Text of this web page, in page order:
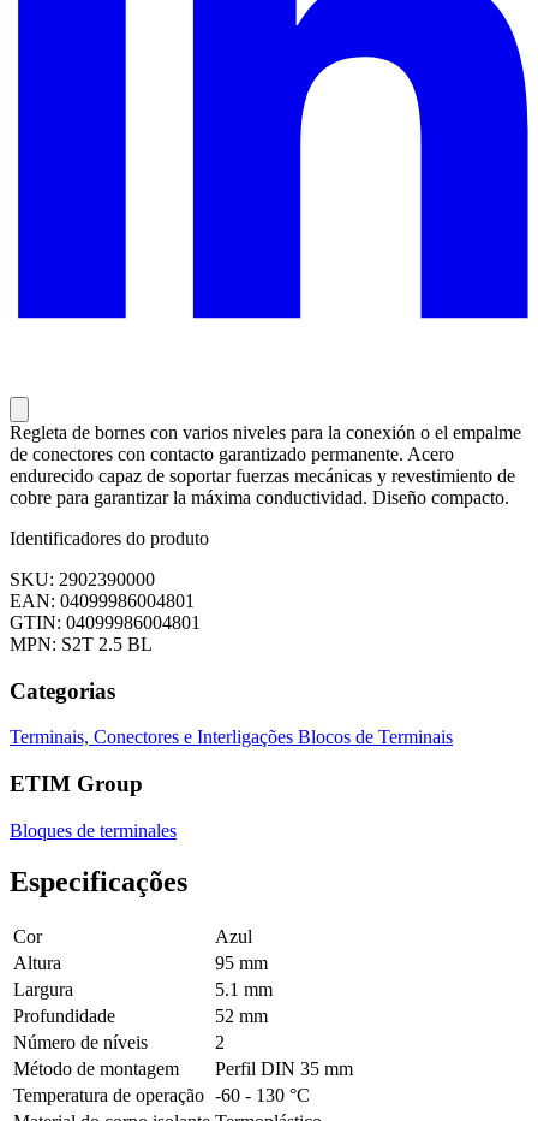
Regleta de bornes con varios niveles para la conexión o el empalme
de conectores con contacto garantizado permanente. Acero
endurecido capaz de soportar fuerzas mecánicas y revestimiento de
cobre para garantizar la máxima conductividad. Diseño compacto.
Identificadores do produto
SKU: 2902390000
EAN: 04099986004801
GTIN: 04099986004801
MPN: S2T 2.5 BL
Categorias
Terminais, Conectores e Interligações Blocos de Terminais
ETIM Group
Bloques de terminales
Especificações
Cor
Azul
Altura
95 mm
Largura
5.1 mm
Profundidade
52 mm
Número de níveis
2
Método de montagem
Perfil DIN 35 mm
Temperatura de operação -60 - 130 °C